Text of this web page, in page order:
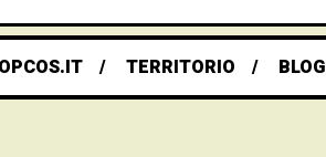
TERRITORIO BLOG